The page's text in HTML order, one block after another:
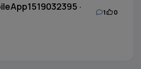
·
1 0